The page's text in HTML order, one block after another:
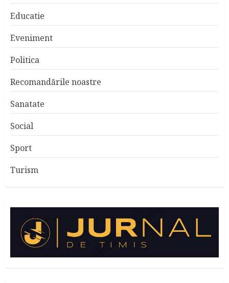
Educatie
Eveniment
Politica
Recomandările noastre
Sanatate
Social
Sport
Turism